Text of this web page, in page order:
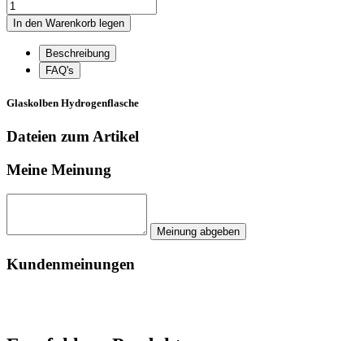
Beschreibung
FAQ's
Glaskolben Hydrogenflasche
Dateien zum Artikel
Meine Meinung
Kundenmeinungen